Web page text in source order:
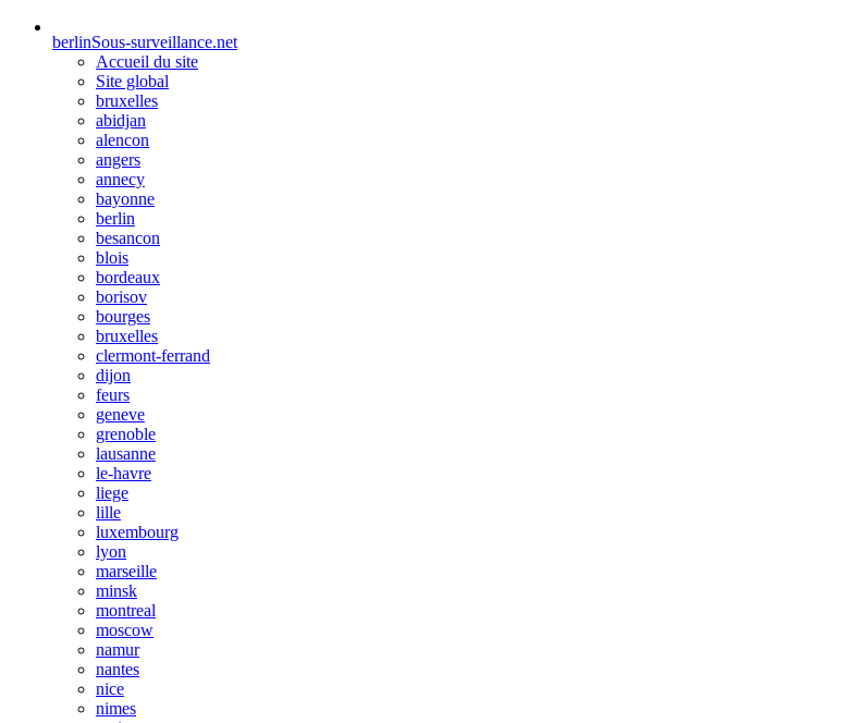
berlinSous-surveillance.net
Accueil du site
Site global
bruxelles
abidjan
alencon
angers
annecy
bayonne
berlin
besancon
blois
bordeaux
borisov
bourges
bruxelles
clermont-ferrand
dijon
feurs
geneve
grenoble
lausanne
le-havre
liege
lille
luxembourg
lyon
marseille
minsk
montreal
moscow
namur
nantes
nice
nimes